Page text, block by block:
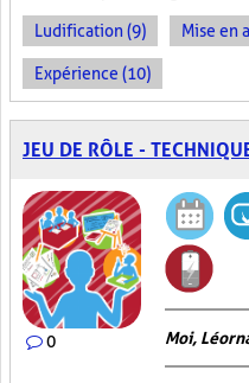
Ludification (9) Mise en
Expérience (10)
JEU DE RÔLE -
0 Moi,